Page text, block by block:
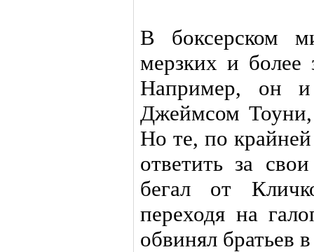
В боксерском
мерзких и
Например, он
Джеймсом
Но те, по
ответить за
бегал от
переходя на
обвинял братьев